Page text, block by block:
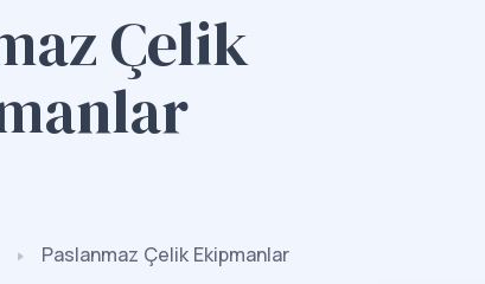
Çelik
Paslanmaz Çelik Ekipmanlar